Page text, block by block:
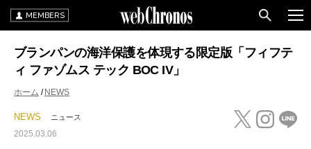
MEMBERS
ブランパンの海洋保護を体現する限定版「フィフテ
ィ ファゾムス テック BOC IV」
ホーム NEWS
NEWS ニュース
2025.03.06